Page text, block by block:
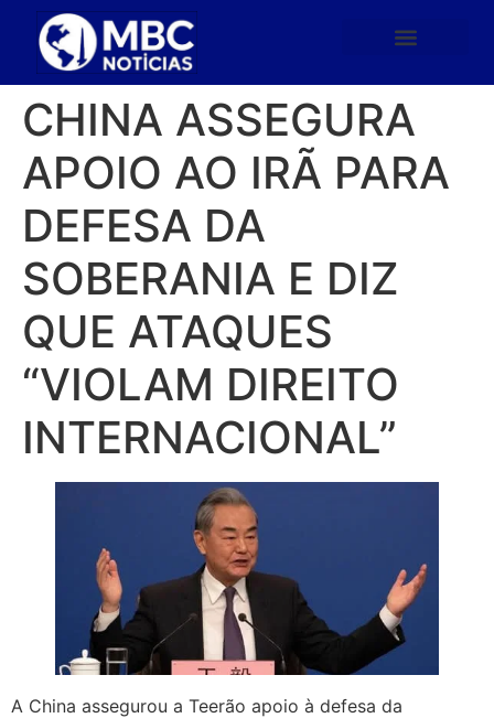
CHINA ASSEGURA
APOIO AO IRÃ PARA
DEFESA DA
SOBERANIA E DIZ
QUE ATAQUES
“VIOLAM DIREITO
INTERNACIONAL”
A China assegurou a Teerão apoio à defesa da